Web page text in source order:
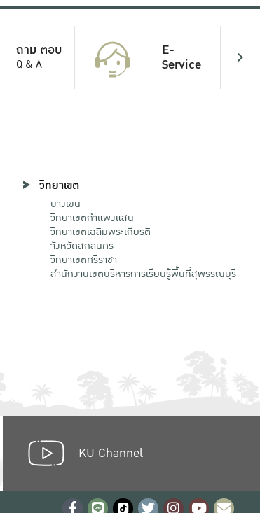
ถาม ตอบ
Q & A
E-
Service
วิทยาเขต
บางเขน
วิทยาเขตกําแพงแสน
วิทยาเขตเฉลิมพระเกียรติ
จังหวัดสกลนคร
วิทยาเขตศรีราชา
สำนักงานเขตบริหารการเรียนรู้พื้นที่สุพรรณบุรี
KU Channel